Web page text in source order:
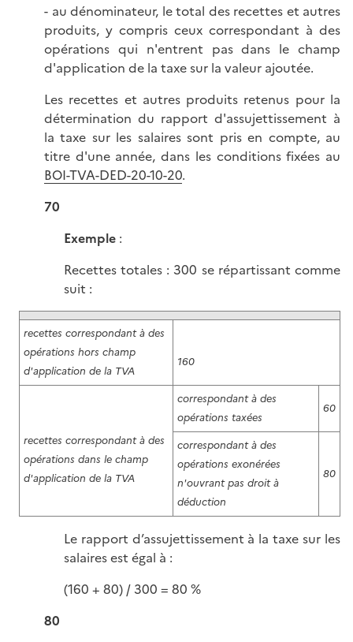
- au dénominateur, le total des recettes et autres
produits, y compris ceux correspondant à des
opérations qui n'entrent pas dans le champ
d'application de la taxe sur la valeur ajoutée.
Les recettes et autres produits retenus pour la
détermination du rapport d'assujettissement à
la taxe sur les salaires sont pris en compte, au
titre d'une année, dans les conditions fixées au
BOI-TVA-DED-20-10-20.
70
Exemple :
Recettes totales : 300 se répartissant comme
suit :
recettes correspondant à des
opérations hors champ
d'application de la TVA
160
recettes correspondant à des
opérations dans le champ
d'application de la TVA
correspondant à des
opérations taxées
60
correspondant à des
opérations exonérées
n'ouvrant pas droit à
déduction
80
Le rapport d’assujettissement à la taxe sur les
salaires est égal à :
(160 + 80) / 300 = 80 %
80